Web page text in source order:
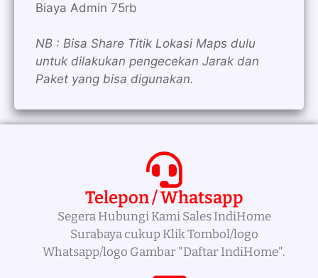
Biaya Admin 75rb
NB : Bisa Share Titik Lokasi Maps dulu
untuk dilakukan pengecekan Jarak dan
Paket yang bisa digunakan.
Telepon / Whatsapp
Segera Hubungi Kami Sales IndiHome
Surabaya cukup Klik Tombol/logo
Whatsapp/logo Gambar "Daftar IndiHome".